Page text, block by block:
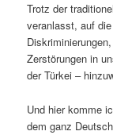
Trotz der
veranlasst, auf
Zerstörungen in
der Türkei –
Und hier komme
dem ganz